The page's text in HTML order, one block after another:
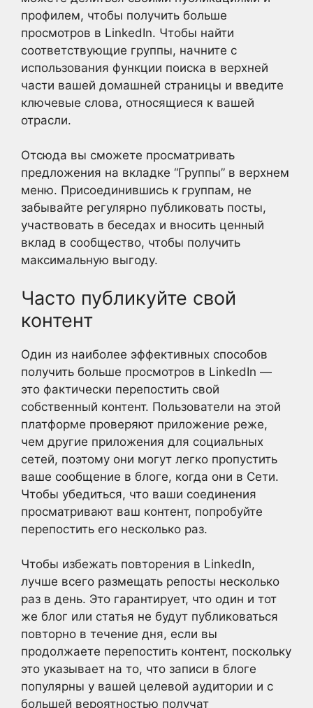
профилем, чтобы получить больше
просмотров в LinkedIn. Чтобы найти
соответствующие группы, начните с
использования функции поиска в верхней
части вашей домашней страницы и введите
ключевые слова, относящиеся к вашей
отрасли.
Отсюда вы сможете просматривать
предложения на вкладке “Группы” в верхнем
меню. Присоединившись к группам, не
забывайте регулярно публиковать посты,
участвовать в беседах и вносить ценный
вклад в сообщество, чтобы получить
максимальную выгоду.
Часто публикуйте свой
контент
Один из наиболее эффективных способов
получить больше просмотров в LinkedIn —
это фактически перепостить свой
собственный контент. Пользователи на этой
платформе проверяют приложение реже,
чем другие приложения для социальных
сетей, поэтому они могут легко пропустить
ваше сообщение в блоге, когда они в Сети.
Чтобы убедиться, что ваши соединения
просматривают ваш контент, попробуйте
перепостить его несколько раз.
Чтобы избежать повторения в LinkedIn,
лучше всего размещать репосты несколько
раз в день. Это гарантирует, что один и тот
же блог или статья не будут публиковаться
повторно в течение дня, если вы
продолжаете перепостить контент, поскольку
это указывает на то, что записи в блоге
популярны у вашей целевой аудитории и с
большей вероятностью получат